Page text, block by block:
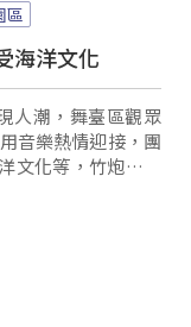
區
海洋文化
人潮，舞臺區觀眾
音樂熱情迎接，團
文化等，竹炮震撼